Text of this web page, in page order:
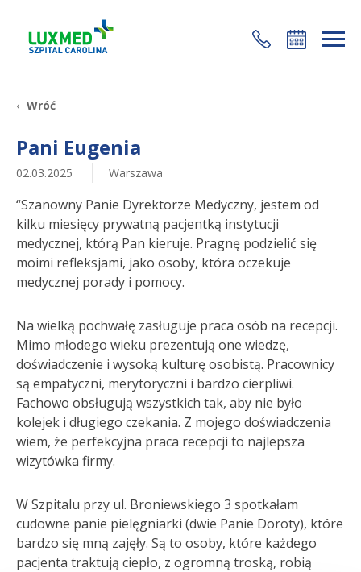
+48 22 35 58 200
Wróć
Pani Eugenia
02.03.2025 Warszawa
“Szanowny Panie Dyrektorze Medyczny, jestem od
kilku miesięcy prywatną pacjentką instytucji
medycznej, którą Pan kieruje. Pragnę podzielić się
moimi refleksjami, jako osoby, która oczekuje
medycznej porady i pomocy.
Na wielką pochwałę zasługuje praca osób na recepcji.
Mimo młodego wieku prezentują one wiedzę,
doświadczenie i wysoką kulturę osobistą. Pracownicy
są empatyczni, merytoryczni i bardzo cierpliwi.
Fachowo obsługują wszystkich tak, aby nie było
kolejek i długiego czekania. Z mojego doświadczenia
wiem, że perfekcyjna praca recepcji to najlepsza
wizytówka firmy.
W Szpitalu przy ul. Broniewskiego 3 spotkałam
cudowne panie pielęgniarki (dwie Panie Doroty), które
bardzo się mną zajęły. Są to osoby, które każdego
pacjenta traktują ciepło, z ogromną troską, robią